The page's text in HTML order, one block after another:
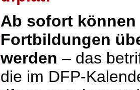
Ab sofort können
Fortbildungen
werden – das
die im DFP-